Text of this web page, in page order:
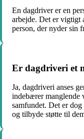
En dagdriver er en
arbejde. Det er vigtigt
person, der nyder sin
Er dagdriveri et
Ja, dagdriveri anses
indebærer manglende
samfundet. Det er
og tilbyde støtte til